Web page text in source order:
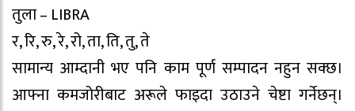
तुला – LIBRA
र, रि, रु, रे, रो, ता, ति, तु, ते
सामान्य आम्दानी भए पनि काम पूर्ण सम्पादन नहुन सक्छ।
आफ्ना कमजोरीबाट अरूले फाइदा उठाउने चेष्टा गर्नेछन्।